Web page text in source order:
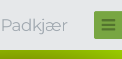
Padkjær